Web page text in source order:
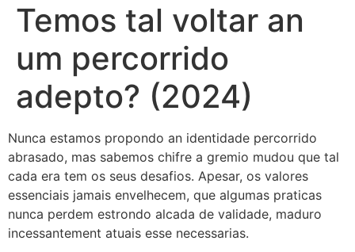
Temos tal voltar an
um percorrido
adepto? (2024)
Nunca estamos propondo an identidade percorrido
abrasado, mas sabemos chifre a gremio mudou que tal
cada era tem os seus desafios. Apesar, os valores
essenciais jamais envelhecem, que algumas praticas
nunca perdem estrondo alcada de validade, maduro
incessantement atuais esse necessarias.